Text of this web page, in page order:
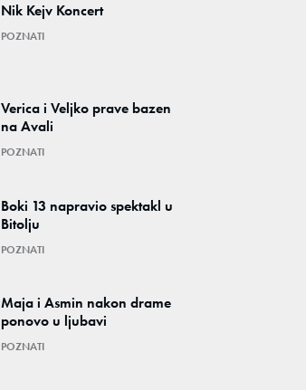
Nik Kejv Koncert
POZNATI
Verica i Veljko prave bazen
na Avali
POZNATI
Boki 13 napravio spektakl u
Bitolju
POZNATI
Maja i Asmin nakon drame
ponovo u ljubavi
POZNATI